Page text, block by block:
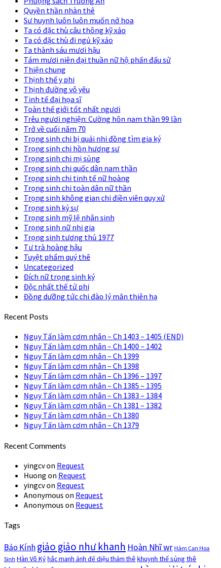
Quyền thần nhàn thê
Sư huynh luôn luôn muốn nở hoa
Ta có đặc thù câu thông kỹ xảo
Ta có đặc thù đi ngủ kỹ xảo
Ta thành sáu mươi hậu
Tám mươi niên đại thuần nữ hộ phấn đấu sử
Thiện chung
Thịnh thế y phi
Thịnh đường vô yêu
Tinh tế đại họa sĩ
Toàn thế giới tốt nhất ngươi
Trêu ngươi nghiện: Cường hôn nam thần 99 lần
Trở về cuối năm 70
Trọng sinh chi bị quải nhi đồng tìm gia ký
Trọng sinh chi hồn hương sư
Trọng sinh chi mị sủng
Trọng sinh chi quốc dân nam thần
Trọng sinh chi tinh tế nữ hoàng
Trọng sinh chi toàn dân nữ thần
Trọng sinh không gian chi điền viên quy xử
Trọng sinh kỷ sự
Trọng sinh mỹ lệ nhân sinh
Trọng sinh nữ nhi gia
Trọng sinh tương thủ 1977
Tư trà hoàng hậu
Tuyệt phẩm quý thê
Uncategorized
Đích nữ trọng sinh ký
Độc nhất thế tử phi
Đồng dưỡng tức chi đào lý mãn thiên hạ
Recent Posts
Ngụy Tấn làm cơm nhân – Ch 1403 – 1405 (END)
Ngụy Tấn làm cơm nhân – Ch 1400 – 1402
Ngụy Tấn làm cơm nhân – Ch 1399
Ngụy Tấn làm cơm nhân – Ch 1398
Ngụy Tấn làm cơm nhân – Ch 1396 – 1397
Ngụy Tấn làm cơm nhân – Ch 1385 – 1395
Ngụy Tấn làm cơm nhân – Ch 1383 – 1384
Ngụy Tấn làm cơm nhân – Ch 1381 – 1382
Ngụy Tấn làm cơm nhân – Ch 1380
Ngụy Tấn làm cơm nhân – Ch 1379
Recent Comments
yingcvon Request
Huong on Request
yingcvon Request
Anonymous on Request
Anonymous on Request
Tags
Bảo Kínhgiảo giảo như khanh Hoàn Nhĩ wr Hàm Can Hoa
Sinh Hàn Võ Kýhắc manh ảnh đế diệu thám thê khuynh thế sủng thê